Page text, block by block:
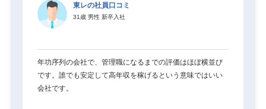
東レの社員口コミ
31歳 男性 新卒入社
年功序列の会社で、管理職になるまでの評価はほぼ横並び
です。誰でも安定して高年収を稼げるという意味ではいい
会社です。